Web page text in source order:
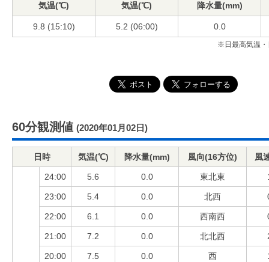
気温(℃)
気温(℃)
降水量(mm)
9.8 (15:10) 5.2 (06:00) 0.0
※日最高気温・
60分観測値 (2020年01月02日)
日時 気温(℃) 降水量(mm) 風向(16方位) 風
24:00 5.6 0.0 東北東
23:00 5.4 0.0 北西
22:00 6.1 0.0 西南西
21:00 7.2 0.0 北北西
20:00 7.5 0.0 西